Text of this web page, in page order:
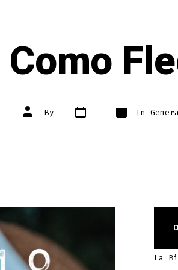
Como
Post
author
By Post
date
Categories
In
La